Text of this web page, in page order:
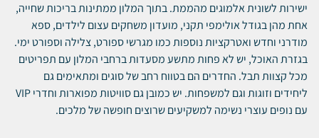
ישירות לשונית אלמוגים מהממת. בתוך המלון ממתינות בריכות שחייה,
אחת מהן בגודל אולימפי תקני, מועדון משחקים עצום לילדים, ספא
מודרני וחדש ואטרקציות נוספות כמו מגרשי ספורט, צלילה וספורט ימי.
בגזרת האוכל, יש לא פחות מתשע מסעדות ברחבי המלון עם תפריטים
מכל קצוות תבל. החדרים הם בטווח רחב של סוגים ומתאימים גם
ליחידים וזוגות וגם למשפחות. יש כמובן גם סוויטות מפוארות וחדרי VIP
עם נופים עוצרי נשימה למשקיעים שרוצים חופשה של מלכים.